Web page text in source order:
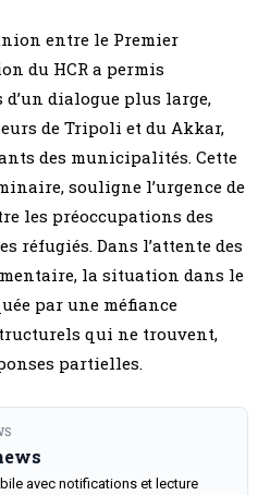
entre le Premier
du HCR a permis
d’un dialogue plus large,
de Tripoli et du Akkar,
des municipalités. Cette
souligne l’urgence de
les préoccupations des
réfugiés. Dans l’attente des
la situation dans le
par une méfiance
qui ne trouvent,
partielles.
avec notifications et lecture